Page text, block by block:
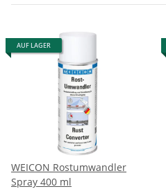
AUF LAGER
WEICON Rostumwandler
Spray 400 ml